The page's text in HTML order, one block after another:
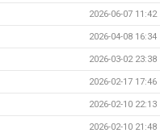
2026-06-07 11:42
2026-04-08 16:34
2026-03-02 23:38
2026-02-17 17:46
2026-02-10 22:13
2026-02-10 21:48